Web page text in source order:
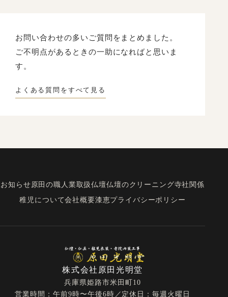
新品同様にもとの姿にもどすことです。
お問い合わせの多いご質問をまとめました。
ご不明点があるときの一助になればと思いま
す。
よくある質問をすべて見る
お知らせ 原田の職人業取扱仏壇仏壇のクリーニング寺社関係
稚児について会社概要漆恵プライバシーポリシー
株式会社原田光明堂
兵庫県姫路市米田町10
営業時間：午前9時〜午後6時／定休日：毎週火曜日